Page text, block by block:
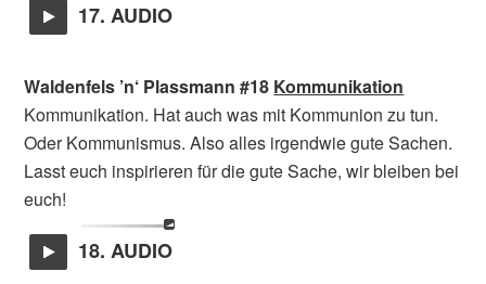
17. AUDIO
Waldenfels ’n‘ Plassmann #18 Kommunikation
Kommunikation. Hat auch was mit Kommunion zu tun.
Oder Kommunismus. Also alles irgendwie gute Sachen.
Lasst euch inspirieren für die gute Sache, wir bleiben bei
euch!
18. AUDIO